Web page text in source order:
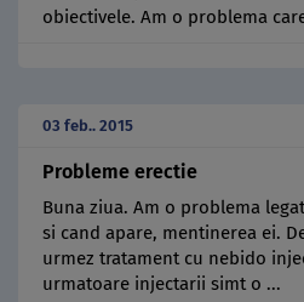
obiectivele. Am o problema
03 feb.. 2015
Probleme erectie
Buna ziua. Am o problema
si cand apare, mentinerea ei.
urmez tratament cu nebido
urmatoare injectarii simt o ...